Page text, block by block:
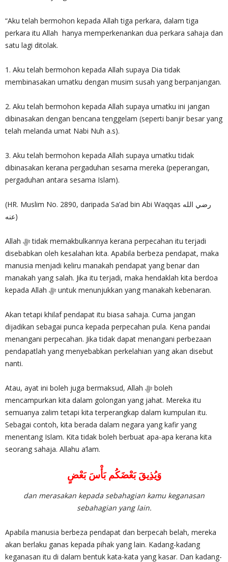
“Aku telah bermohon kepada Allah tiga perkara, dalam tiga
perkara itu Allah hanya memperkenankan dua perkara sahaja dan
satu lagi ditolak.
1. Aku telah bermohon kepada Allah supaya Dia tidak
membinasakan umatku dengan musim susah yang berpanjangan.
2. Aku telah bermohon kepada Allah supaya umatku ini jangan
dibinasakan dengan bencana tenggelam (seperti banjir besar yang
telah melanda umat Nabi Nuh a.s).
3. Aku telah bermohon kepada Allah supaya umatku tidak
dibinasakan kerana pergaduhan sesama mereka (peperangan,
pergaduhan antara sesama Islam).
(HR. Muslim No. 2890, daripada Sa’ad bin Abi Waqqas رضي الله
عنه)
Allah ‎ﷻ tidak memakbulkannya kerana perpecahan itu terjadi
disebabkan oleh kesalahan kita. Apabila berbeza pendapat, maka
manusia menjadi keliru manakah pendapat yang benar dan
manakah yang salah. Jika itu terjadi, maka hendaklah kita berdoa
kepada Allah ‎ﷻ untuk menunjukkan yang manakah kebenaran.
Akan tetapi khilaf pendapat itu biasa sahaja. Cuma jangan
dijadikan sebagai punca kepada perpecahan pula. Kena pandai
menangani perpecahan. Jika tidak dapat menangani perbezaan
pendapatlah yang menyebabkan perkelahian yang akan disebut
nanti.
Atau, ayat ini boleh juga bermaksud, Allah ‎ﷻ boleh
mencampurkan kita dalam golongan yang jahat. Mereka itu
semuanya zalim tetapi kita terperangkap dalam kumpulan itu.
Sebagai contoh, kita berada dalam negara yang kafir yang
menentang Islam. Kita tidak boleh berbuat apa-apa kerana kita
seorang sahaja. Allahu a’lam.
وَيُذِيقَ بَعْضَكُم بَأْسَ بَعْضٍ
dan merasakan kepada sebahagian kamu keganasan
sebahagian yang lain.
Apabila manusia berbeza pendapat dan berpecah belah, mereka
akan berlaku ganas kepada pihak yang lain. Kadang-kadang
keganasan itu di dalam bentuk kata-kata yang kasar. Dan kadang-